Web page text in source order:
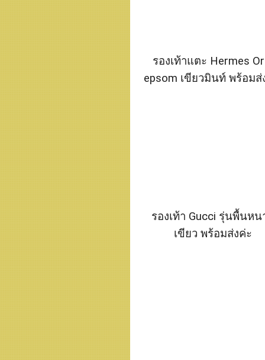
รองเท้าแตะ Hermes
epsom เขียวมินท์ พร้อมส่
รองเท้า Guᴄᴄi รุ่นพื้นหน
เขียว พร้อมส่งค่ะ